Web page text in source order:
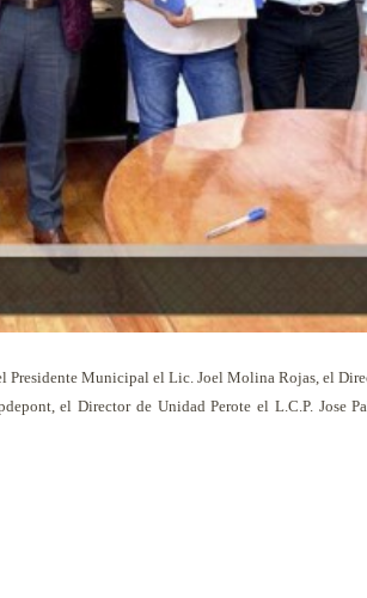
Municipal el Lic. Joel Molina Rojas, el
el Director de Unidad Perote el L.C.P. Jose